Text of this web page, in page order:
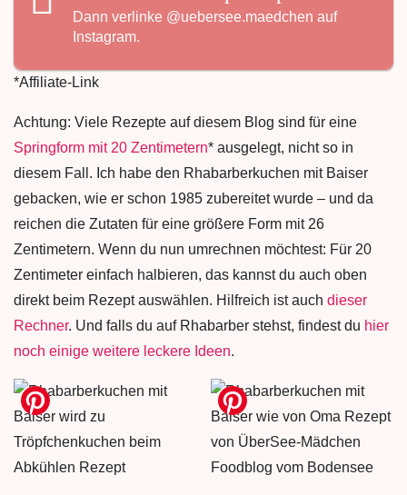
Dann verlinke @uebersee.maedchen auf
Instagram.
*Affiliate-Link
Achtung: Viele Rezepte auf diesem Blog sind für eine
Springform mit 20 Zentimetern* ausgelegt, nicht so in
diesem Fall. Ich habe den Rhabarberkuchen mit Baiser
gebacken, wie er schon 1985 zubereitet wurde – und da
reichen die Zutaten für eine größere Form mit 26
Zentimetern. Wenn du nun umrechnen möchtest: Für 20
Zentimeter einfach halbieren, das kannst du auch oben
direkt beim Rezept auswählen. Hilfreich ist auch dieser
Rechner. Und falls du auf Rhabarber stehst, findest du hier
noch einige weitere leckere Ideen.